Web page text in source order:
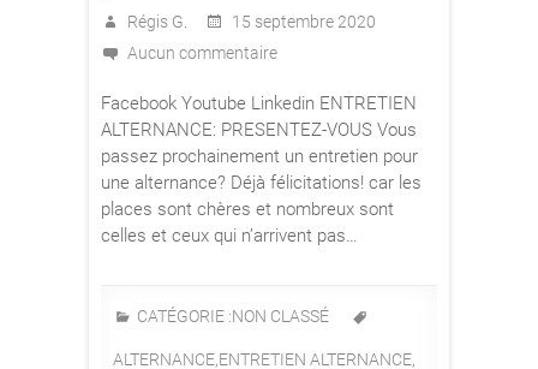
Régis G.
15 septembre 2020
Aucun commentaire
Facebook Youtube Linkedin ENTRETIEN
ALTERNANCE: PRESENTEZ-VOUS Vous
passez prochainement un entretien pour
une alternance? Déjà félicitations! car les
places sont chères et nombreux sont
celles et ceux qui n’arrivent pas…
CATÉGORIE :NON CLASSÉ
ALTERNANCE,ENTRETIEN ALTERNANCE,